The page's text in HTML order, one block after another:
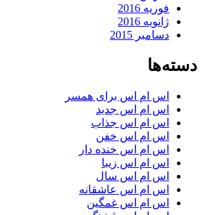
فوریه 2016
ژانویه 2016
دسامبر 2015
دسته‌ها
اس ام اس برای همسر
اس ام اس جدید
اس ام اس جذاب
اس ام اس خفن
اس ام اس خنده دار
اس ام اس زیبا
اس ام اس سال
اس ام اس عاشقانه
اس ام اس غمگین